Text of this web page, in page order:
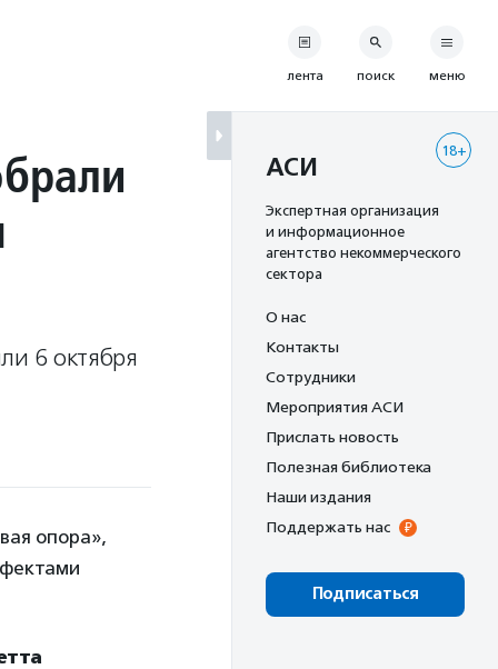
6 октября
опора»,
лента поиск меню
18+
АСИ
Экспертная организация
и информационное
агентство некоммерческого
сектора
О нас
Контакты
Сотрудники
Мероприятия АСИ
Прислать новость
Полезная библиотека
Наши издания
Поддержать нас
Подписаться